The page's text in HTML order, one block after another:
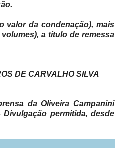
valor da condenação), mais
a título de remessa
DE CARVALHO SILVA
da Oliveira Campanini
permitida, desde